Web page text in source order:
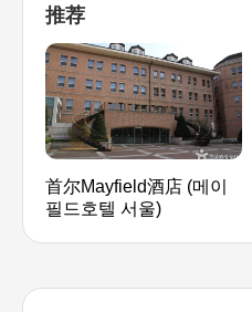
推荐
首尔Mayfield酒店 (메이
필드호텔 서울)